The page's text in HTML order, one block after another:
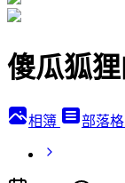
傻瓜狐
相簿 部落格